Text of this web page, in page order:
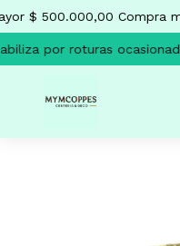
$ 500.000,00 Compra
por roturas